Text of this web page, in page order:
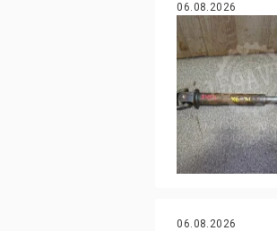
06.08.2026
06.08.2026